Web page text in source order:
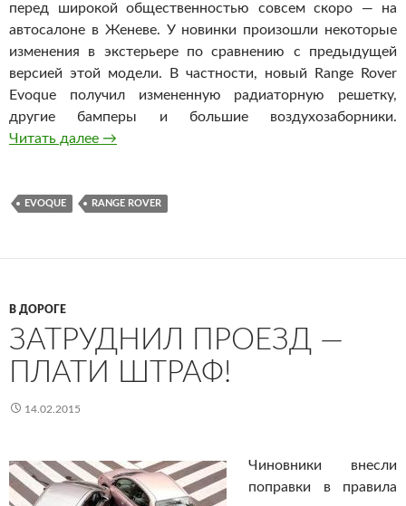
перед широкой общественностью совсем скоро — на
автосалоне в Женеве. У новинки произошли некоторые
изменения в экстерьере по сравнению с предыдущей
версией этой модели. В частности, новый Range Rover
Evoque получил измененную радиаторную решетку,
другие бамперы и большие воздухозаборники.
Читать далее Официально представлен новый Range
→
EVOQUE RANGE ROVER
В ДОРОГЕ
ЗАТРУДНИЛ ПРОЕЗД —
ПЛАТИ ШТРАФ!
14.02.2015
Чиновники внесли
поправки в правила